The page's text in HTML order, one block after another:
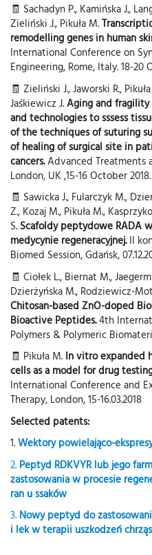
🧾 Sachadyn P., Kamińska J.,
Zieliński J., Pikuła M.
remodelling genes in human
International Conference on
Engineering, Rome, Italy. 18-20
🧾 Zieliński J., Jaworski R.,
Jaśkiewicz J.Aging and fragility
and technologies to sssess
of the techniques of suturing
of healing of surgical site in
cancers.Advanced Treatments
London, UK ,15-16 October 2018.
🧾 Sawicka J., Fularczyk M.,
Z., Kozaj M., Pikuła M.,
S. Scafoldy peptydowe RADA
medycynie regeneracyjnej.II
Biomed Session, Gdańsk,
🧾 Ciołek L., Biernat M.,
Dzierżyńska M., Rodziewicz-
Chitosan-based ZnO-doped
Bioactive Peptides.4th
Polymers & Polymeric
🧾 Pikuła M. In vitro expanded
cells as a model for drug
International Conference and
Therapy, London, 15-16.03.2018
Selected patents:
1.Wektory powielająco-
2. Peptyd RDKVYR lub jego
zastosowania w procesie
ran u ssaków
3. Nowy peptyd do
i lek w terapii uszkodzeń